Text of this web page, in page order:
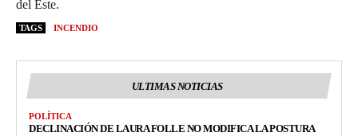
del Este.
TAGS INCENDIO
ULTIMAS NOTICIAS
POLÍTICA
DECLINACIÓN DE LAURA FOLLE NO MODIFICA LA POSTURA